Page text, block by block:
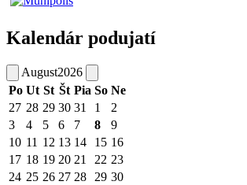
Kalendár podujatí
August2026
Po Ut St Št Pia So Ne
27 28 29 30 31 1
2
3
4 5 6 7 8
9
10 11 12 13 14 15 16
17 18 19 20 21 22 23
24 25 26 27 28 29 30